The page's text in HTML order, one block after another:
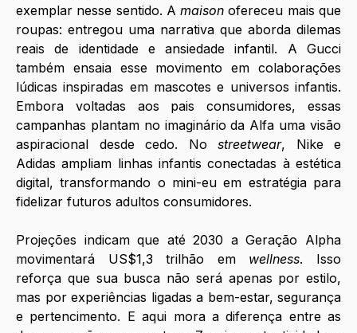
exemplar nesse sentido. A maison ofereceu mais que
roupas: entregou uma narrativa que aborda dilemas
reais de identidade e ansiedade infantil. A Gucci
também ensaia esse movimento em colaborações
lúdicas inspiradas em mascotes e universos infantis.
Embora voltadas aos pais consumidores, essas
campanhas plantam no imaginário da Alfa uma visão
aspiracional desde cedo. No streetwear, Nike e
Adidas ampliam linhas infantis conectadas à estética
digital, transformando o mini-eu em estratégia para
fidelizar futuros adultos consumidores.
Projeções indicam que até 2030 a Geração Alpha
movimentará US$1,3 trilhão em wellness. Isso
reforça que sua busca não será apenas por estilo,
mas por experiências ligadas a bem-estar, segurança
e pertencimento. E aqui mora a diferença entre as